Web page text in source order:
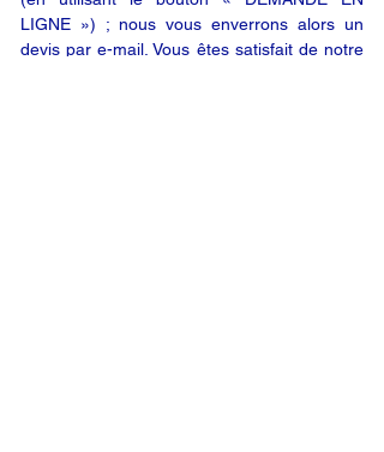
LIGNE ») ; nous vous enverrons alors un
devis par e-mail. Vous êtes satisfait de notre